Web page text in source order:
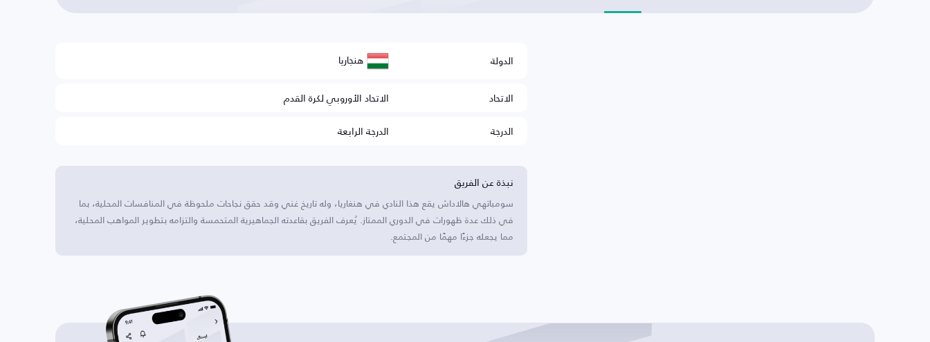
الدولة هنجاريا
الاتحاد
الاتحاد الأوروبي لكرة القدم
الدرجة
الدرجة الرابعة
نبذة عن الفريق
سومباتهي هالاداش يقع هذا النادي في هنغاريا، وله تاريخ غني وقد حقق نجاحات ملحوظة في المنافسات المحلية، بما
في ذلك عدة ظهورات في الدوري الممتاز. يُعرف الفريق بقاعدته الجماهيرية المتحمسة والتزامه بتطوير المواهب المحلية،
مما يجعله جزءًا مهمًا من المجتمع.